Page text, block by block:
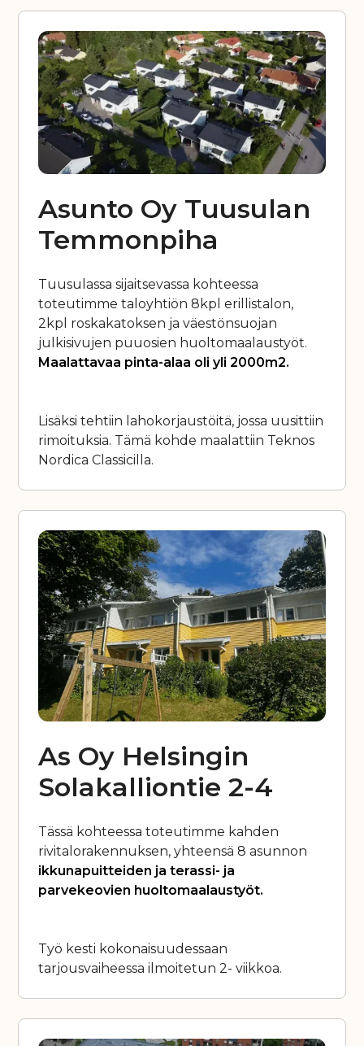
Asunto Oy Tuusulan
Temmonpiha
Tuusulassa sijaitsevassa kohteessa
toteutimme taloyhtiön 8kpl erillistalon,
2kpl roskakatoksen ja väestönsuojan
julkisivujen puuosien huoltomaalaustyöt.
Maalattavaa pinta-alaa oli yli 2000m2.
Lisäksi tehtiin lahokorjaustöitä, jossa uusittiin
rimoituksia. Tämä kohde maalattiin Teknos
Nordica Classicilla.
As Oy Helsingin
Solakalliontie 2-4
Tässä kohteessa toteutimme kahden
rivitalorakennuksen, yhteensä 8 asunnon
ikkunapuitteiden ja terassi- ja
parvekeovien huoltomaalaustyöt.
Työ kesti kokonaisuudessaan
tarjousvaiheessa ilmoitetun 2- viikkoa.